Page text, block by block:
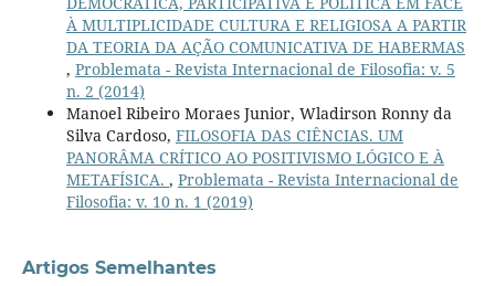
À MULTIPLICIDADE CULTURA E RELIGIOSA A PARTIR
DA TEORIA DA AÇÃO COMUNICATIVA DE HABERMAS
, Problemata - Revista Internacional de Filosofia: v. 5
n. 2 (2014)
Manoel Ribeiro Moraes Junior, Wladirson Ronny da
Silva Cardoso, FILOSOFIA DAS CIÊNCIAS. UM
PANORÂMA CRÍTICO AO POSITIVISMO LÓGICO E À
METAFÍSICA. , Problemata - Revista Internacional de
Filosofia: v. 10 n. 1 (2019)
Artigos Semelhantes